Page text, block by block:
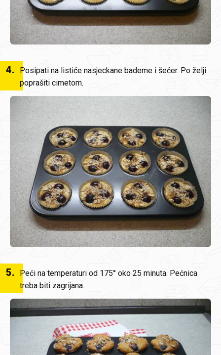
4.
Posipati na listiće nasjeckane bademe i šećer. Po želji
poprašiti cimetom.
5.
Peći na temperaturi od 175° oko 25 minuta. Pećnica
treba biti zagrijana.